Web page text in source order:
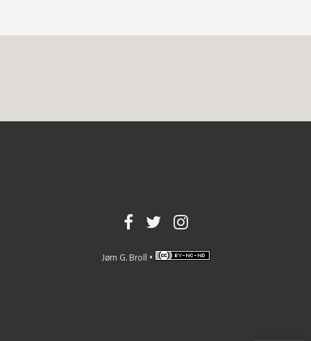
Jørn G. Broll •